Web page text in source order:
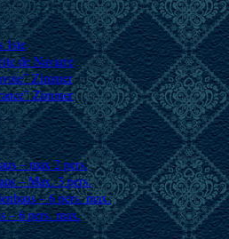
1ste
de Navarre
Zimmer
Zimmer
– max 2 pers.
– Max. 3 pers.
– 6 pers. max.
– 6 pers. max.